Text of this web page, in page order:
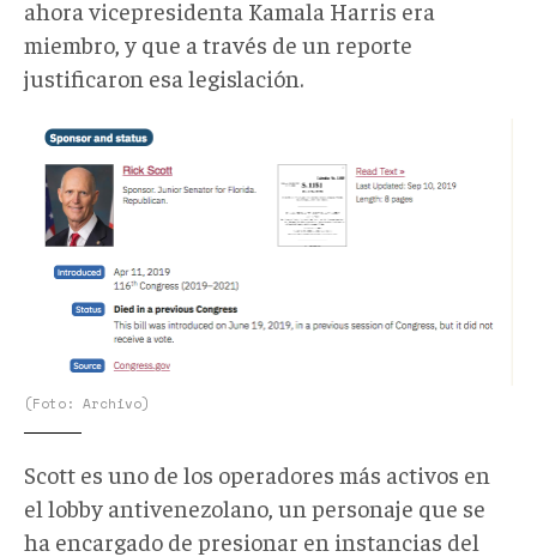
ahora vicepresidenta Kamala Harris era
miembro, y que a través de un reporte
justificaron esa legislación.
Rick
Scott
promotor
de
Venezuelan
Contracting
Restriction
Act
(2019
-
S
1151)_govtrack.us_.png
(Foto: Archivo)
Scott es uno de los operadores más activos en
el lobby antivenezolano, un personaje que se
ha encargado de presionar en instancias del